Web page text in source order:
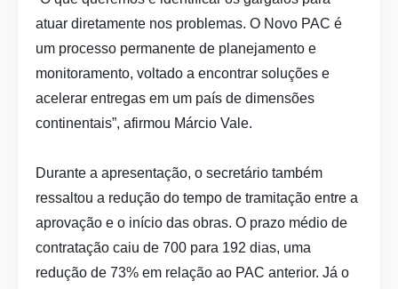
atuar diretamente nos problemas. O Novo PAC é
um processo permanente de planejamento e
monitoramento, voltado a encontrar soluções e
acelerar entregas em um país de dimensões
continentais”, afirmou Márcio Vale.
Durante a apresentação, o secretário também
ressaltou a redução do tempo de tramitação entre a
aprovação e o início das obras. O prazo médio de
contratação caiu de 700 para 192 dias, uma
redução de 73% em relação ao PAC anterior. Já o